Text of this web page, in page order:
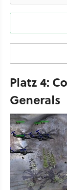
Platz 4:
Generals